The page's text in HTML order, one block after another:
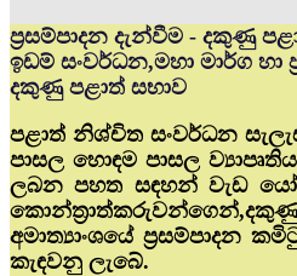
ප්‍රසම්පාදන දැන්වීම - දකුණු
ඉඩම් සංවර්ධන,මහා මාර්ග හා
දකුණු පළාත් සභාව
පළාත් නිශ්චිත සංවර්ධන
පාසල හොඳම පාසල
ලබන පහත සඳහන් වැඩ
අමාත්‍යාංශයේ ප්‍රසම්පාදන
කැඳවනු ලැබේ.